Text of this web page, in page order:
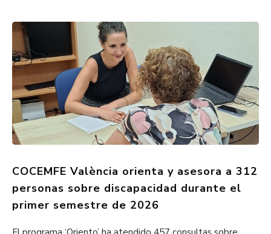
COCEMFE València orienta y asesora a 312
personas sobre discapacidad durante el
primer semestre de 2026